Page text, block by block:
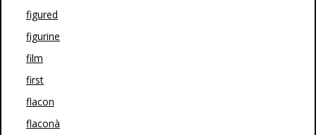
figured
figurine
film
first
flacon
flaconà